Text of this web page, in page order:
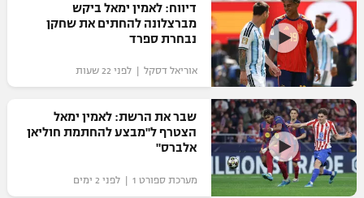
כדורגל ישראלי
ליגת העל
גביע הטוטו
ליגיונרים
כדורגל עולמי
ליגת האלופות
ליגה אירופית
ליגה אנגלית
כדורסל ישראלי
ליגת ווינר סל
כדורסל עולמי
דיווח: לאמין ימאל ביקש
מברצלונה להחתים את שחקן
נבחרת ספרד
אוריאל דסקל | לפני 22 שעות
שבר את הרשת: לאמין ימאל
הצטרף ל"מבצע להחתמת חוליאן
אלברס"
מערכת ספורט 1 | לפני 2 ימים